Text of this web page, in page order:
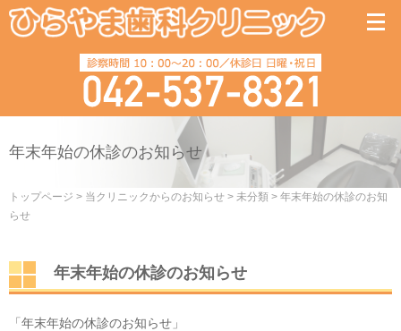
年末年始の休診のお知らせ
トップページ > 当クリニックからのお知らせ > 未分類 > 年末年始の休診のお知
らせ
年末年始の休診のお知らせ
「年末年始の休診のお知らせ」